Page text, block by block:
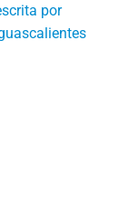
por